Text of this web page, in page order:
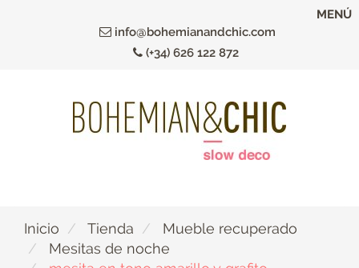
info@bohemianandchic.com
(+34) 626 122 872
MENÚ
Inicio Tienda
Mueble recuperado
Mesitas de noche